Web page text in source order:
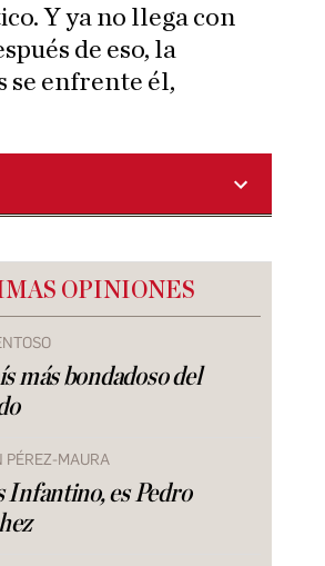
Y ya no llega con
de eso, la
se enfrente él,
OPINIONES
más bondadoso del
PÉREZ-MAURA
Infantino, es Pedro